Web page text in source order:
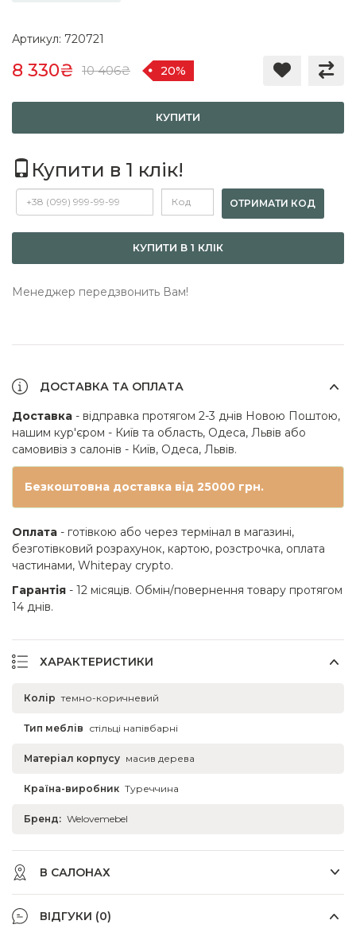
Артикул: 720721
8 330₴ 10 406₴ 20%
КУПИТИ
Купити в 1 клік!
ОТРИМАТИ КОД
КУПИТИ В 1 КЛІК
Менеджер передзвонить Вам!
ДОСТАВКА ТА ОПЛАТА
Доставка - відправка протягом 2-3 днів Новою Поштою,
нашим кур'єром - Київ та область, Одеса, Львів або
самовивіз з салонів - Київ, Одеса, Львів.
Безкоштовна доставка від 25000 грн.
Оплата - готівкою або через термінал в магазині,
безготівковий розрахунок, картою, розстрочка, оплата
частинами, Whitepay crypto.
Гарантія - 12 місяців. Обмін/повернення товару протягом
14 днів.
ХАРАКТЕРИСТИКИ
Колір темно-коричневий
Тип меблів стільці напівбарні
Матеріал корпусу масив дерева
Країна-виробник Туреччина
Бренд: Welovemebel
В САЛОНАХ
ВІДГУКИ (0)